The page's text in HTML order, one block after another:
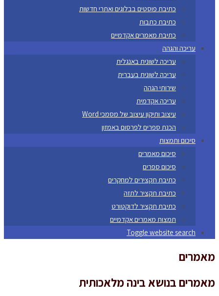
כתיבת פוסטים בבלוגים ואתרי חדשות
כתיבת כתבות
כתיבת מאמרים אקדמיים
עריכה והגהה
עריכה לשונית באנגלית
עריכה לשונית בעברית
שירותי הגהה
עריכה אקדמית
עיצוב ותיקון עיצוב של מסמכי Word
הכנת ספרים לפרסום באמזון
סיכום ותמצות
סיכום מאמרים
סיכום ספרים
כתיבת תקצירים למחקרים
כתיבת תקציר לתזה
כתיבת תקציר לדוקטורט
תמצות מאמרים אקדמיים
Toggle website search
מאמרים
מאמרים בנושא בינה מלאכותית